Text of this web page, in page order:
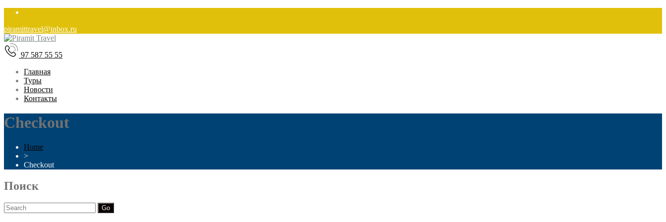
piramittravel@inbox.ru
97 587 55 55
Главная
Туры
Новости
Контакты
Checkout
Home
>
Checkout
Поиск
Search
for: